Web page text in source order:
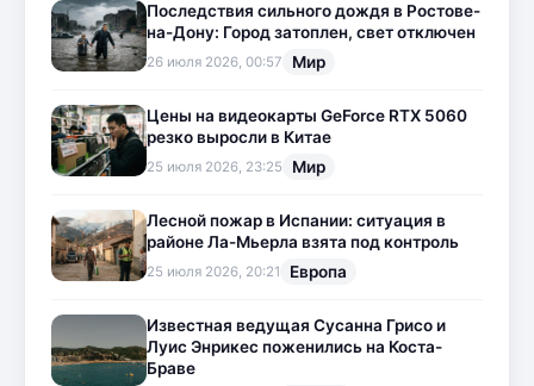
Последствия сильного дождя в Ростове-
на-Дону: Город затоплен, свет отключен
26 июля 2026, 00:57 Мир
Цены на видеокарты GeForce RTX 5060
резко выросли в Китае
25 июля 2026, 23:25 Мир
Лесной пожар в Испании: ситуация в
районе Ла-Мьерла взята под контроль
25 июля 2026, 20:21 Европа
Известная ведущая Сусанна Грисо и
Луис Энрикес поженились на Коста-
Браве